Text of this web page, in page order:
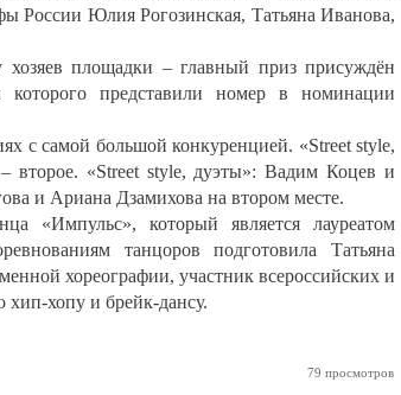
России Юлия Рогозинская, Татьяна Иванова,
хозяев площадки – главный приз присуждён
представили номер в номинации
с самой большой конкуренцией. «Street style,
второе. «Street style, дуэты»: Вадим Коцев и
и Ариана Дзамихова на втором месте.
«Импульс», который является лауреатом
танцоров подготовила Татьяна
хореографии, участник всероссийских и
хопу и брейк-дансу.
79 просмотров